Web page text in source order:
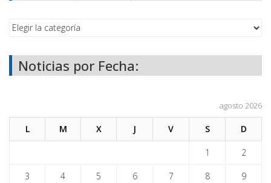
Noticias por Fecha:
agosto 2026
L M X J V S D
1 2
3 4 5 6 7 8 9